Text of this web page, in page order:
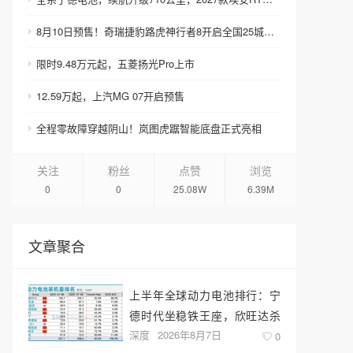
8月10日预售！奇瑞捷豹路虎神行者8开启全国25城巡展
限时9.48万元起，五菱扬光Pro上市
12.59万起，上汽MG 07开启预售
全程零故障穿越阴山！岚图虎踞智能底盘正式亮相
关注
0
粉丝
0
点赞
25.08W
浏览
6.39M
文章聚合
上半年全球动力电池排行：宁
德时代坐稳铁王座，欣旺达杀
回前十
深度 2026年8月7日 0